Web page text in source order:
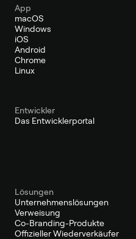
App
macOS
Windows
iOS
Android
Chrome
Linux
Entwickler
Das Entwicklerportal
Lösungen
Unternehmenslösungen
Verweisung
Co-Branding-Produkte
Offizieller Wiederverkäufer